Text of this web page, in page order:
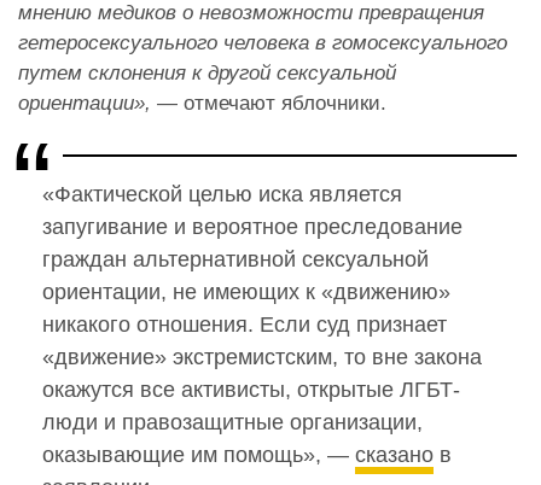
мнению медиков о невозможности превращения
гетеросексуального человека в гомосексуального
путем склонения к другой сексуальной
ориентации», — отмечают яблочники.
«Фактической целью иска является
запугивание и вероятное преследование
граждан альтернативной сексуальной
ориентации, не имеющих к «движению»
никакого отношения. Если суд признает
«движение» экстремистским, то вне закона
окажутся все активисты, открытые ЛГБТ-
люди и правозащитные организации,
оказывающие им помощь», — сказано в